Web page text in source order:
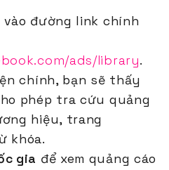
vào đường link chính
ads/library.
chính, bạn sẽ thấy
phép tra cứu quảng
hiệu, trang
khóa.
gia để xem quảng cáo